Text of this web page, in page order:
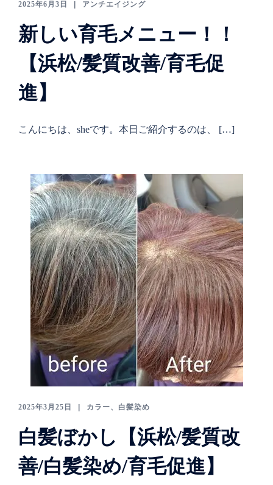
2025年6月3日 アンチエイジング
新しい育毛メニュー！！
【浜松/髪質改善/育毛促
進】
こんにちは、sheです。本日ご紹介するのは、 […]
2025年3月25日 カラー、白髪染め
白髪ぼかし【浜松/髪質改
善/白髪染め/育毛促進】